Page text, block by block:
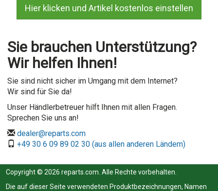
Hier klicken und Artikel kostenlos einstellen
Sie brauchen Unterstützung?
Wir helfen Ihnen!
Sie sind nicht sicher im Umgang mit dem Internet?
Wir sind für Sie da!
Unser Händlerbetreuer hilft Ihnen mit allen Fragen.
Sprechen Sie uns an!
dealer@reparts.com
+49 30 6 09 89 02 30 (aus allen anderen Ländern)
Copyright © 2026 reparts.com. Alle Rechte vorbehalten.
Die auf dieser Seite verwendeten Produktbezeichnungen, Namen